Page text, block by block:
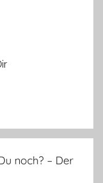
noch? – Der